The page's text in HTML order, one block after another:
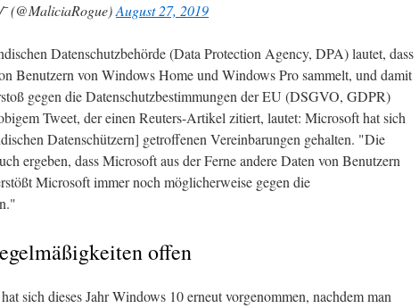
(@MaliciaRogue)August 27, 2019
Datenschutzbehörde (Data Protection Agency, DPA) lautet, dass
Benutzern von Windows Home und Windows Pro sammelt, und damit
gegen die Datenschutzbestimmungen der EU (DSGVO, GDPR)
Tweet, der einen Reuters-Artikel zitiert, lautet: Microsoft hat sich
Datenschützern] getroffenen Vereinbarungen gehalten. "Die
ergeben, dass Microsoft aus der Ferne andere Daten von Benutzern
Microsoft immer noch möglicherweise gegen die
offen
sich dieses Jahr Windows 10 erneut vorgenommen, nachdem man